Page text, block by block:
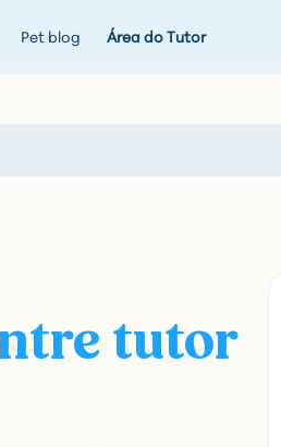
Pet blog Área do Tutor
tutor